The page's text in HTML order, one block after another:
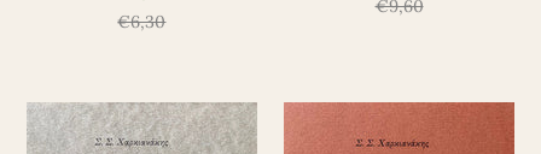
€6,30
€9,60